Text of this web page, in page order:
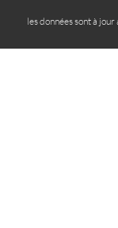
les données sont à